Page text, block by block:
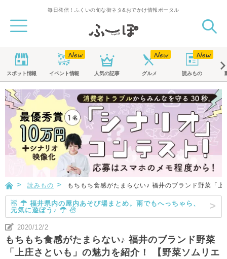
毎日発信！ふくいの旬な街ネタ&おでかけ情報ポータル
スポット情報 イベント情報 人気の記事 グルメ 読みもの
読みもの もちもち食感がたまらない♪ 福井のブランド野菜「
☃ ☂ 福井県内の屋内あそび場まとめ。雨でもへっちゃら、
元気に遊ぼう♪ ☂ ☃
2020/12/2
もちもち食感がたまらない♪ 福井のブランド野菜
「上庄さといも」の魅力を紹介！ 【野菜ソムリエ